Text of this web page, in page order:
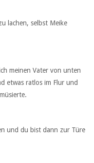
lachen, selbst Meike
meinen Vater von unten
etwas ratlos im Flur und
und du bist dann zur Türe